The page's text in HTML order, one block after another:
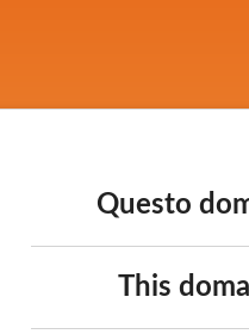
Questo
This